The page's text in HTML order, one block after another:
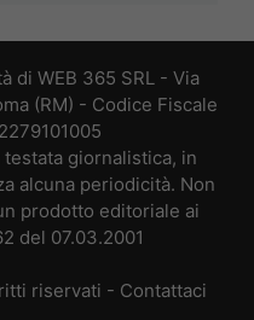
di WEB 365 SRL - Via
(RM) - Codice Fiscale
giornalistica, in
alcuna periodicità. Non
prodotto editoriale ai
del 07.03.2001
riservati - Contattaci